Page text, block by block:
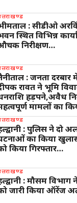
: सीडीओ
स्थित विभिन्न
निरीक्षण…
: जनता
रावत ने भूमि
हड़पने,अवैध
मामलों का
: पुलिस ने दो
का किया
किया गिरफ्तार…
: मौसम
जारी किया ऑरेंज